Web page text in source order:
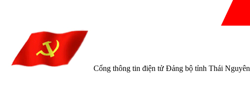
Cổng thông tin điện tử Đảng bộ tỉnh Thái Nguyên